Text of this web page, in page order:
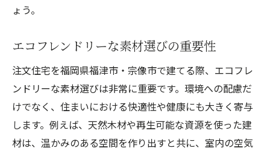
ょう。
エコフレンドリーな素材選びの重要性
注文住宅を福岡県福津市・宗像市で建てる際、エコフレ
ンドリーな素材選びは非常に重要です。環境への配慮だ
けでなく、住まいにおける快適性や健康にも大きく寄与
します。例えば、天然木材や再生可能な資源を使った建
材は、温かみのある空間を作り出すと共に、室内の空気